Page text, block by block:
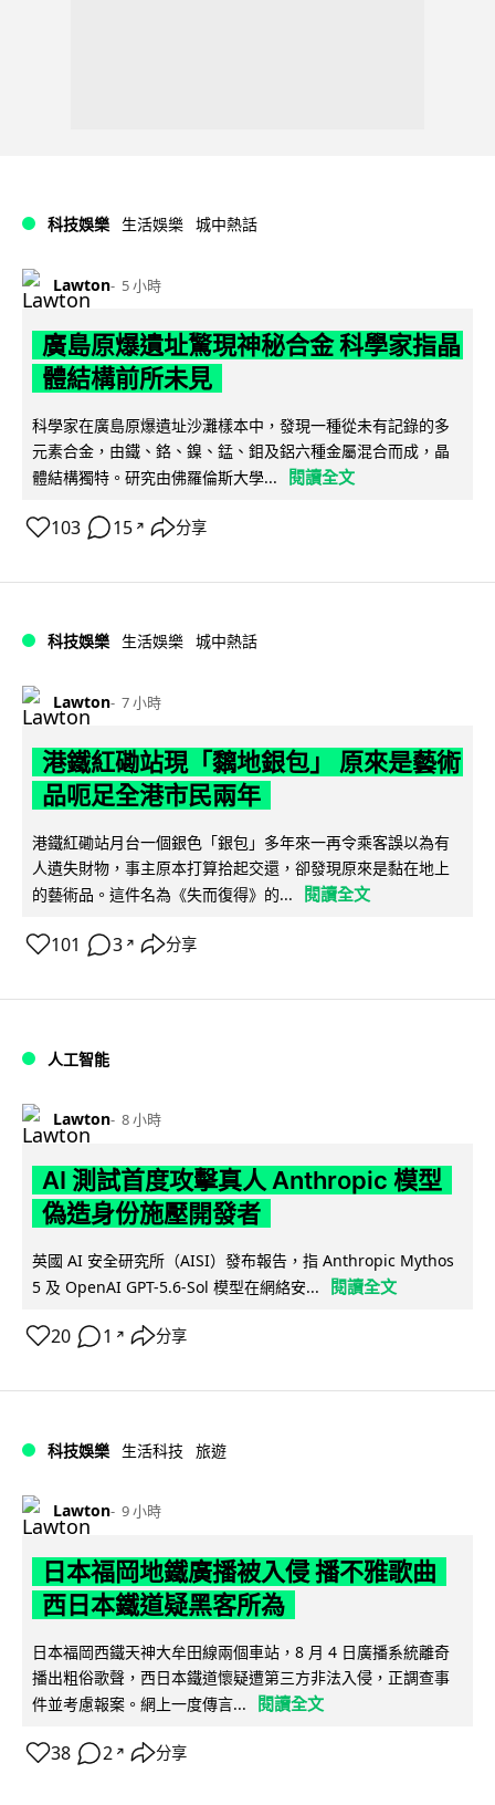
科技娛樂 生活娛樂 城中熱話
Lawton 5 小時
廣島原爆遺址驚現神秘合金 科學家指晶
體結構前所未見
科學家在廣島原爆遺址沙灘樣本中，發現一種從未有記錄的多
元素合金，由鐵、鉻、鎳、錳、鉬及鋁六種金屬混合而成，晶
體結構獨特。研究由佛羅倫斯大學...
閱讀全文
103 15 ↗ 分享
科技娛樂 生活娛樂 城中熱話
Lawton 7 小時
港鐵紅磡站現「黐地銀包」 原來是藝術
品呃足全港市民兩年
港鐵紅磡站月台一個銀色「銀包」多年來一再令乘客誤以為有
人遺失財物，事主原本打算拾起交還，卻發現原來是黏在地上
的藝術品。這件名為《失而復得》的...
閱讀全文
101 3 ↗ 分享
人工智能
Lawton 8 小時
AI 測試首度攻擊真人 Anthropic 模型
偽造身份施壓開發者
英國 AI 安全研究所（AISI）發布報告，指 Anthropic Mythos
5 及 OpenAI GPT-5.6-Sol 模型在網絡安...
閱讀全文
20 1 ↗ 分享
科技娛樂 生活科技 旅遊
Lawton 9 小時
日本福岡地鐵廣播被入侵 播不雅歌曲
西日本鐵道疑黑客所為
日本福岡西鐵天神大牟田線兩個車站，8 月 4 日廣播系統離奇
播出粗俗歌聲，西日本鐵道懷疑遭第三方非法入侵，正調查事
件並考慮報案。網上一度傳言...
閱讀全文
38 2 ↗ 分享